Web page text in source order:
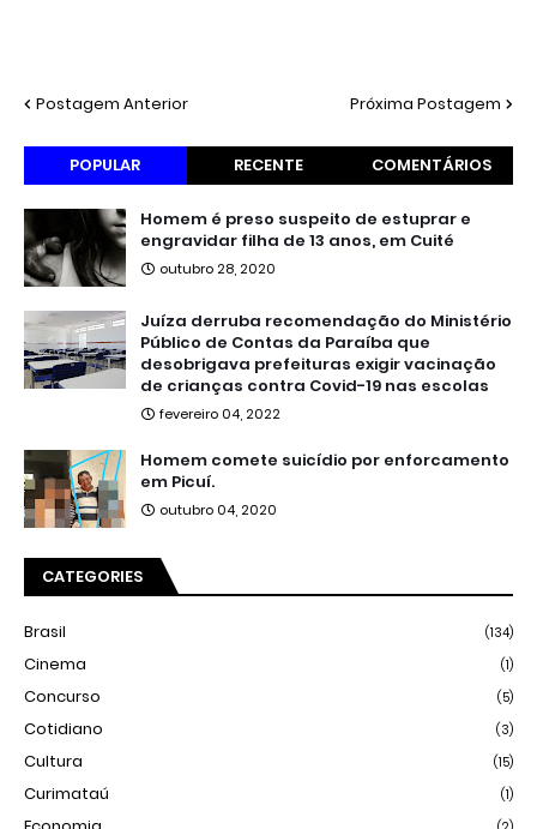
Postagem Anterior Próxima Postagem
POPULAR RECENTE COMENTÁRIOS
Homem é preso suspeito de estuprar e
engravidar filha de 13 anos, em Cuité
outubro 28, 2020
Juíza derruba recomendação do Ministério
Público de Contas da Paraíba que
desobrigava prefeituras exigir vacinação
de crianças contra Covid-19 nas escolas
fevereiro 04, 2022
Homem comete suicídio por enforcamento
em Picuí.
outubro 04, 2020
CATEGORIES
Brasil (134)
Cinema (1)
Concurso (5)
Cotidiano (3)
Cultura (15)
Curimataú (1)